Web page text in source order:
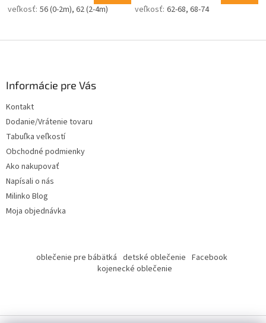
56 (0-2m) 62 (2-4m) 62-68 68-74
Informácie pre Vás
Kontakt
Dodanie/Vrátenie tovaru
Tabuľka veľkostí
Obchodné podmienky
Ako nakupovať
Napísali o nás
Milinko Blog
Moja objednávka
oblečenie pre bábätká detské oblečenie Facebook
kojenecké oblečenie